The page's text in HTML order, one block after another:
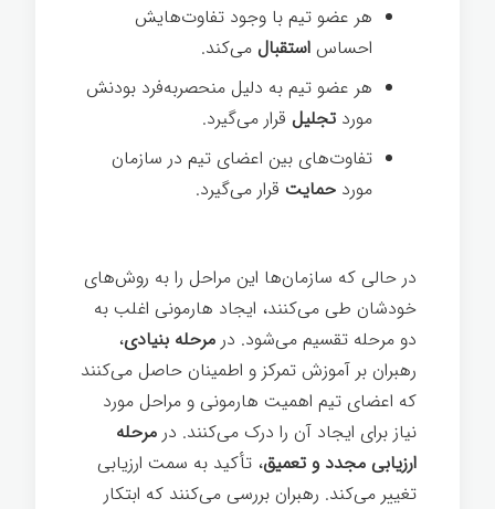
هر عضو تیم با وجود تفاوت‌هایش
احساس استقبال می‌کند.
هر عضو تیم به دلیل منحصربه‌فرد بودنش
مورد تجلیل قرار می‌گیرد.
تفاوت‌های بین اعضای تیم در سازمان
مورد حمایت قرار می‌گیرد.
در حالی که سازمان‌ها این مراحل را به روش‌های
خودشان طی می‌کنند، ایجاد هارمونی اغلب به
دو مرحله تقسیم می‌شود. در مرحله بنیادی،
رهبران بر آموزش تمرکز و اطمینان حاصل می‌کنند
که اعضای تیم اهمیت هارمونی و مراحل مورد
نیاز برای ایجاد آن را درک می‌کنند. در مرحله
ارزیابی مجدد و تعمیق، تأکید به سمت ارزیابی
تغییر می‌کند. رهبران بررسی می‌کنند که ابتکار